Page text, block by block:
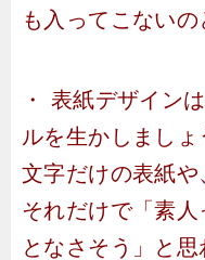
も入ってこないの
・ 表紙デザイン
ルを生かしましょ
文字だけの表紙や
それだけで「素
となさそう」と